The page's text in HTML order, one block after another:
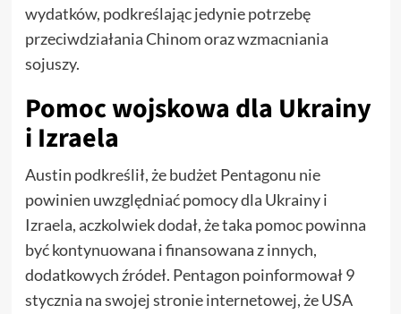
wydatków, podkreślając jedynie potrzebę
przeciwdziałania Chinom oraz wzmacniania
sojuszy.
Pomoc wojskowa dla Ukrainy
i Izraela
Austin podkreślił, że budżet Pentagonu nie
powinien uwzględniać pomocy dla Ukrainy i
Izraela, aczkolwiek dodał, że taka pomoc powinna
być kontynuowana i finansowana z innych,
dodatkowych źródeł. Pentagon poinformował 9
stycznia na swojej stronie internetowej, że USA